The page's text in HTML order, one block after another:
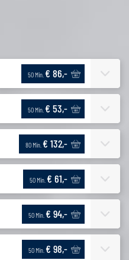
50 Min. € 86,-
50 Min. € 53,-
80 Min. € 132,-
50 Min. € 61,-
50 Min. € 94,-
50 Min. € 98,-